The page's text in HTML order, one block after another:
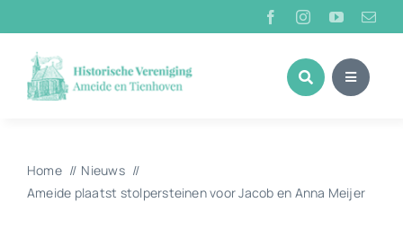
naar
inhoud
Home
Nieuws
Ameide plaatst stolpersteinen voor Jacob en Anna Meijer